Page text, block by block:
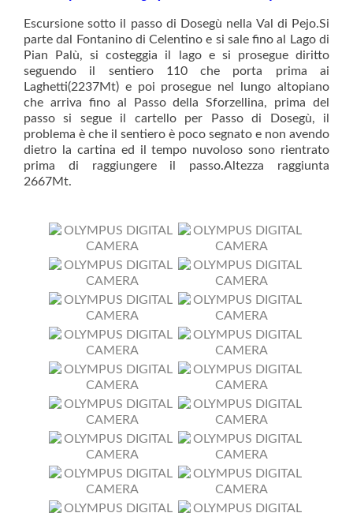
Escursione sotto il passo di Dosegù nella Val di Pejo.Si
parte dal Fontanino di Celentino e si sale fino al Lago di
Pian Palù, si costeggia il lago e si prosegue diritto
seguendo il sentiero 110 che porta prima ai
Laghetti(2237Mt) e poi prosegue nel lungo altopiano
che arriva fino al Passo della Sforzellina, prima del
passo si segue il cartello per Passo di Dosegù, il
problema è che il sentiero è poco segnato e non avendo
dietro la cartina ed il tempo nuvoloso sono rientrato
prima di raggiungere il passo.Altezza raggiunta
2667Mt.